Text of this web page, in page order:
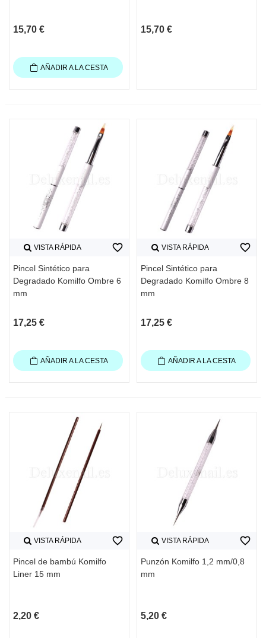
15,70 €
AÑADIR A LA CESTA
15,70 €
VISTA RÁPIDA
Pincel Sintético para
Degradado Komilfo Ombre 6
mm
17,25 €
favorite_border
AÑADIR A LA CESTA
VISTA RÁPIDA
Pincel Sintético para
Degradado Komilfo Ombre 8
mm
17,25 €
favorite_border
AÑADIR A LA CESTA
VISTA RÁPIDA
Pincel de bambú Komilfo
Liner 15 mm
2,20 €
favorite_border VISTA RÁPIDA
Punzón Komilfo 1,2 mm/0,8
mm
5,20 €
favorite_border